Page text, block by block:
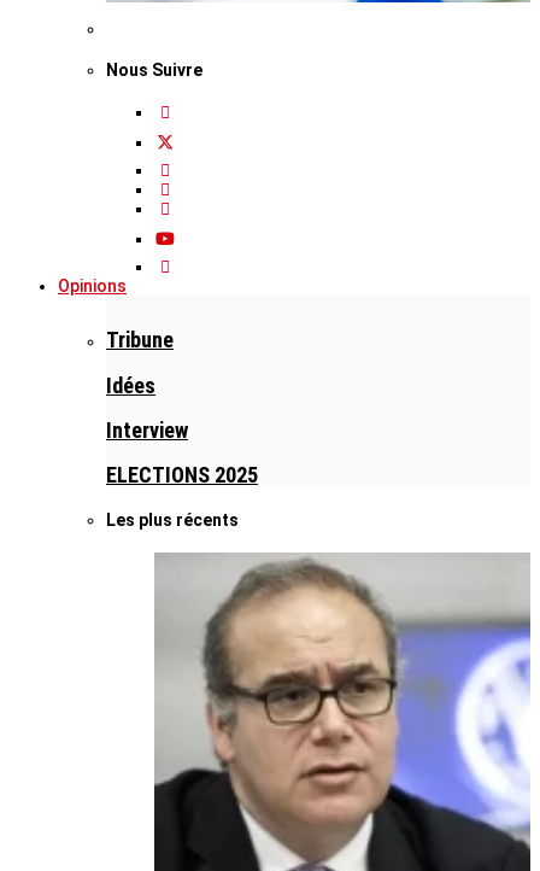
Nous Suivre
Opinions
Tribune
Idées
Interview
ELECTIONS 2025
Les plus récents